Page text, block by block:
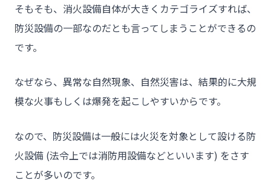
そもそも、消火設備自体が大きくカテゴライズすれば、
防災設備の一部なのだとも言ってしまうことができるの
です。
なぜなら、異常な自然現象、自然災害は、結果的に大規
模な火事もしくは爆発を起こしやすいからです。
なので、防災設備は一般には火災を対象として設ける防
火設備 (法令上では消防用設備などといいます) をさす
ことが多いのです。